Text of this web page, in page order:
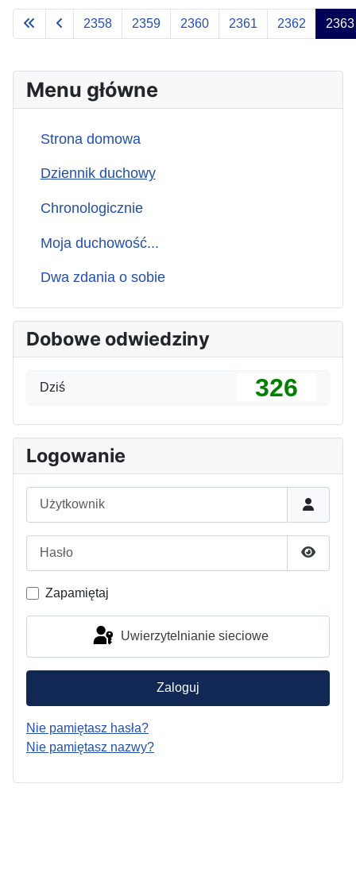
2358 2359 2360 2361 2362 2363
Menu główne
Strona domowa
Dziennik duchowy
Chronologicznie
Moja duchowość...
Dwa zdania o sobie
Dobowe odwiedziny
Dziś 326
Logowanie
Pokaż
Zapamiętaj
Uwierzytelnianie sieciowe
Zaloguj
Nie pamiętasz hasła?
Nie pamiętasz nazwy?